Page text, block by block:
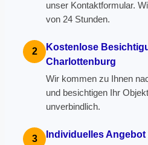
unser Kontaktformular.
von 24 Stunden.
2
Kostenlose
Charlottenburg
Wir kommen zu Ihnen
und besichtigen Ihr
unverbindlich.
3 Individuelles Angebot